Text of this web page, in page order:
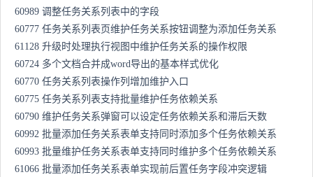
60989 调整任务关系列表中的字段
60777 任务关系列表页维护任务关系按钮调整为添加任务关系
61128 升级时处理执行视图中维护任务关系的操作权限
60724 多个文档合并成word导出的基本样式优化
60770 任务关系列表操作列增加维护入口
60775 任务关系列表支持批量维护任务依赖关系
60790 维护任务关系弹窗可以设定任务依赖关系和滞后天数
60992 批量添加任务关系表单支持同时添加多个任务依赖关系
60993 批量维护任务关系表单支持同时维护多个任务依赖关系
61066 批量添加任务关系表单实现前后置任务字段冲突逻辑